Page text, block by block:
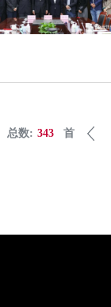
总数: 343 首